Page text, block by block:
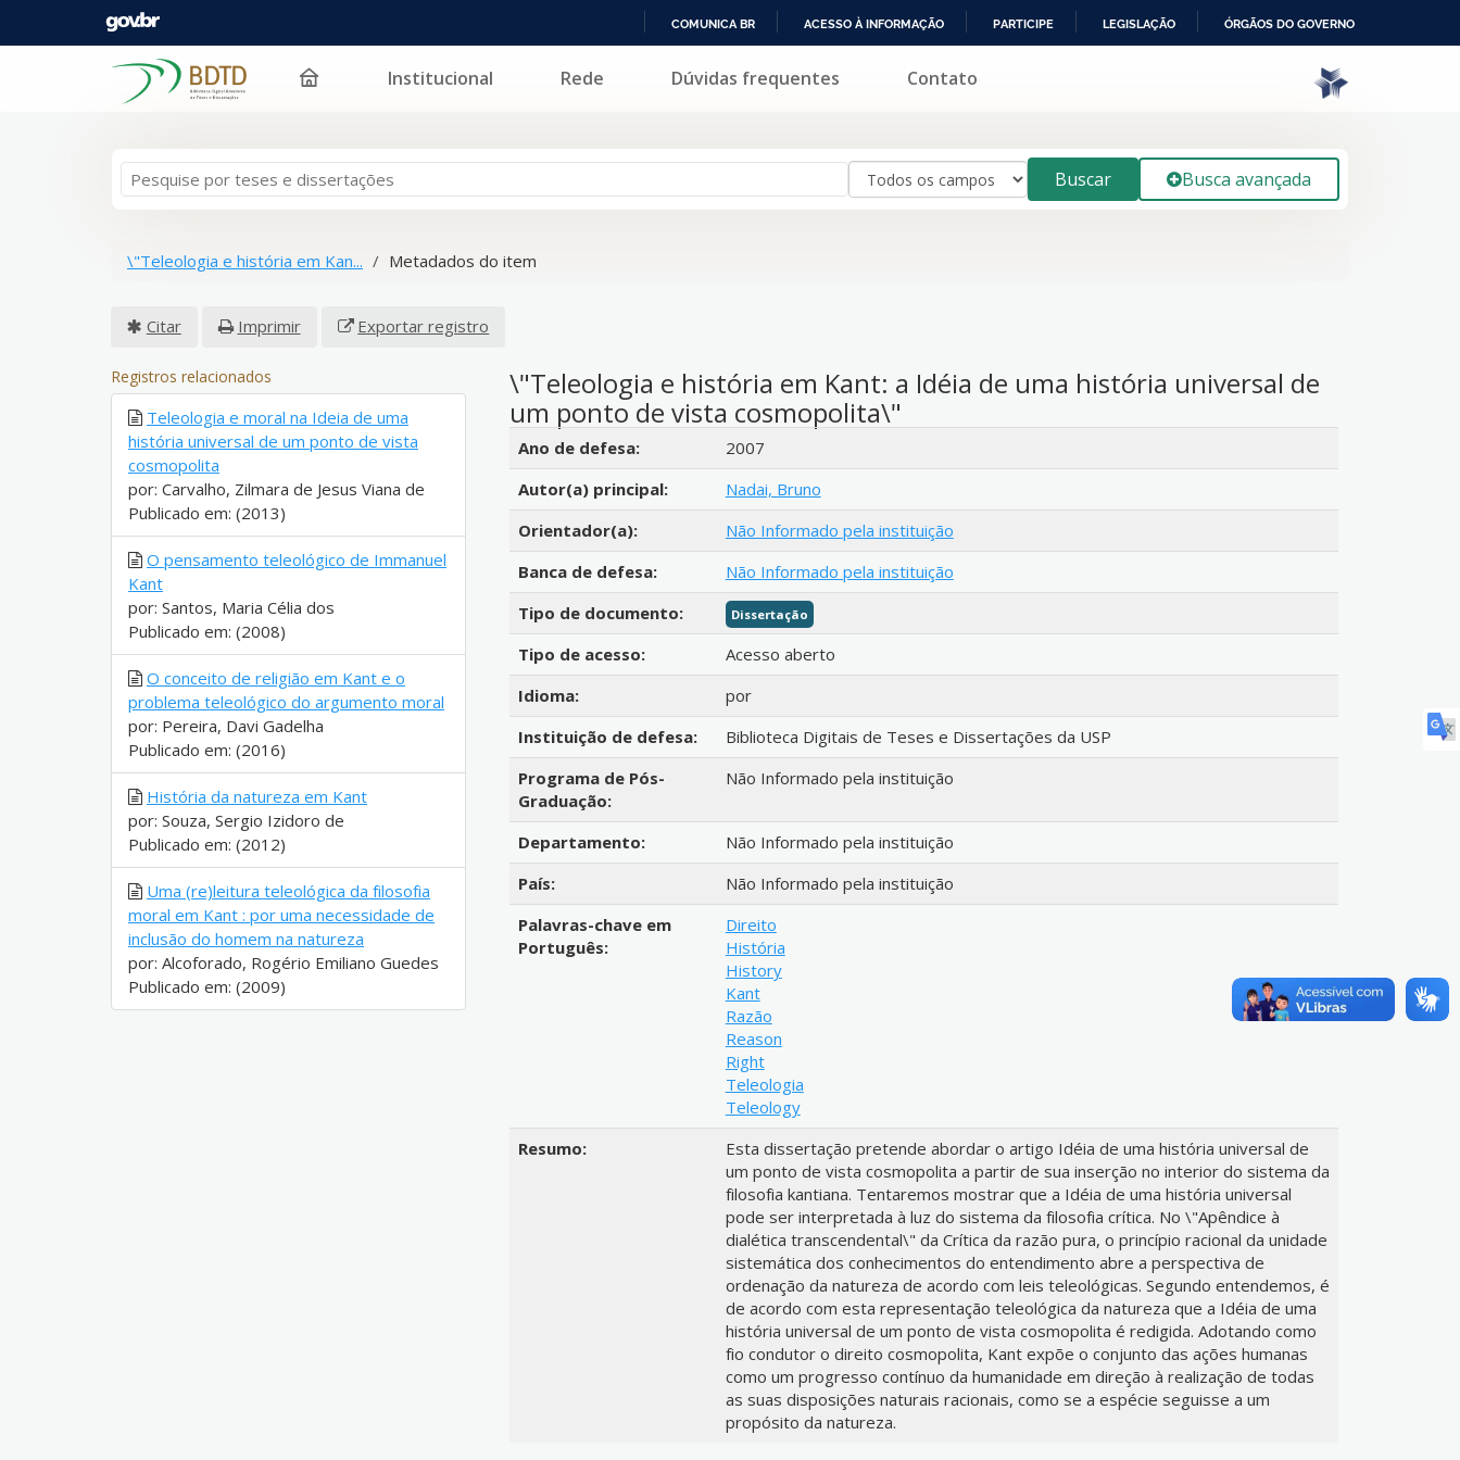
PARA
COMUNICA BR ACESSO À INFORMAÇÃO PARTICIPE LEGISLAÇÃO ÓRGÃOS DO GOVERNO
Pular para o conteúdo Institucional Rede Dúvidas frequentes Contato
Buscar Busca avançada
\"Teleologia e história em Kan... Metadados do item
Citar Imprimir Exportar registro
\"Teleologia e história em Kant: a Idéia de uma história universal de
um ponto de vista cosmopolita\"
Detalhes bibliográficos
Ano de defesa:
2007
Autor(a) principal:
Nadai, Bruno
Orientador(a):
Não Informado pela instituição
Banca de defesa:
Não Informado pela instituição
Tipo de documento:
Dissertação
Tipo de acesso:
Acesso aberto
Idioma:
por
Instituição de defesa:
Biblioteca Digitais de Teses e Dissertações da USP
Programa de Pós-
Graduação:
Não Informado pela instituição
Departamento:
Não Informado pela instituição
País:
Não Informado pela instituição
Palavras-chave em
Português:
Direito
História
History
Kant
Razão
Reason
Right
Teleologia
Teleology
Resumo:
Esta dissertação pretende abordar o artigo Idéia de uma história universal de
um ponto de vista cosmopolita a partir de sua inserção no interior do sistema da
filosofia kantiana. Tentaremos mostrar que a Idéia de uma história universal
pode ser interpretada à luz do sistema da filosofia crítica. No \"Apêndice à
dialética transcendental\" da Crítica da razão pura, o princípio racional da unidade
sistemática dos conhecimentos do entendimento abre a perspectiva de
ordenação da natureza de acordo com leis teleológicas. Segundo entendemos, é
de acordo com esta representação teleológica da natureza que a Idéia de uma
história universal de um ponto de vista cosmopolita é redigida. Adotando como
fio condutor o direito cosmopolita, Kant expõe o conjunto das ações humanas
como um progresso contínuo da humanidade em direção à realização de todas
as suas disposições naturais racionais, como se a espécie seguisse a um
propósito da natureza.
Registros relacionados
Teleologia e moral na Ideia de uma
história universal de um ponto de vista
cosmopolita
por: Carvalho, Zilmara de Jesus Viana de
Publicado em: (2013)
O pensamento teleológico de Immanuel
Kant
por: Santos, Maria Célia dos
Publicado em: (2008)
O conceito de religião em Kant e o
problema teleológico do argumento moral
por: Pereira, Davi Gadelha
Publicado em: (2016)
História da natureza em Kant
por: Souza, Sergio Izidoro de
Publicado em: (2012)
Uma (re)leitura teleológica da filosofia
moral em Kant : por uma necessidade de
inclusão do homem na natureza
por: Alcoforado, Rogério Emiliano Guedes
Publicado em: (2009)